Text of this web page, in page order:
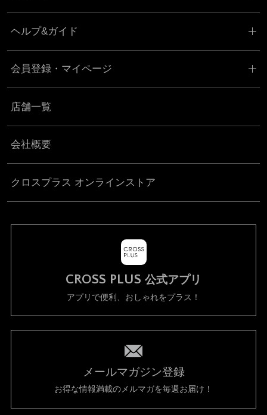
ヘルプ&ガイド
会員登録・マイページ
店舗一覧
会社概要
クロスプラス オンラインストア
CROSS PLUS 公式アプリ
アプリで便利、おしゃれをプラス！
メールマガジン登録
お得な情報満載のメルマガを毎週お届け！